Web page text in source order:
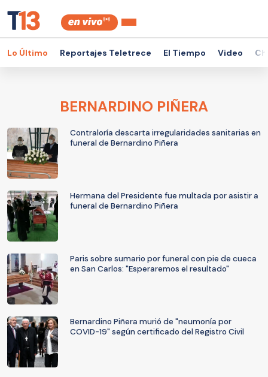
Lo Último Reportajes Teletrece El Tiempo Video
BERNARDINO PIÑERA
Contraloría descarta irregularidades sanitarias en
funeral de Bernardino Piñera
Hermana del Presidente fue multada por asistir a
funeral de Bernardino Piñera
Paris sobre sumario por funeral con pie de cueca
en San Carlos: "Esperaremos el resultado"
Bernardino Piñera murió de "neumonía por
COVID-19" según certificado del Registro Civil